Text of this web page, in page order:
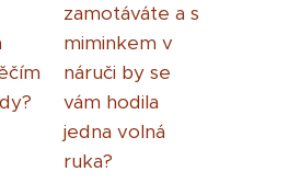
zamotáváte a s
miminkem v
náruči by se
vám hodila
jedna volná
ruka?